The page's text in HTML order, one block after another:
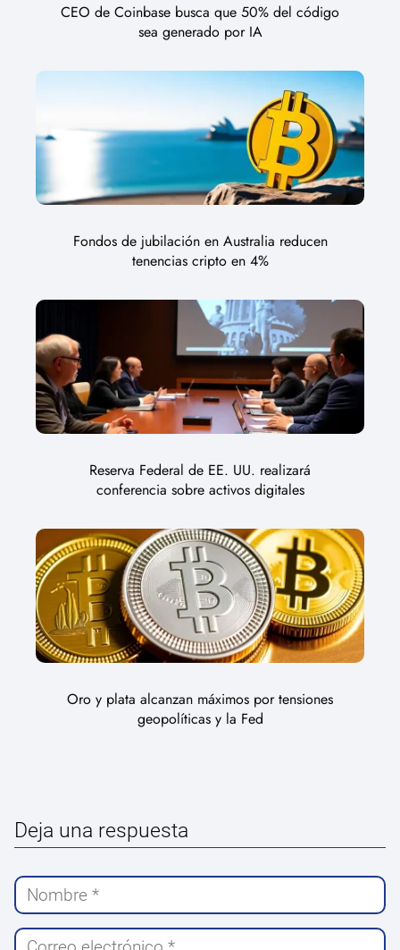
CEO de Coinbase busca que 50% del código
sea generado por IA
Fondos de jubilación en Australia reducen
tenencias cripto en 4%
Reserva Federal de EE. UU. realizará
conferencia sobre activos digitales
Oro y plata alcanzan máximos por tensiones
geopolíticas y la Fed
Deja una respuesta